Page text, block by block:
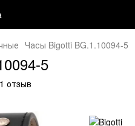
Часы Bigotti BG.1.10094-5
5
1 отзыв